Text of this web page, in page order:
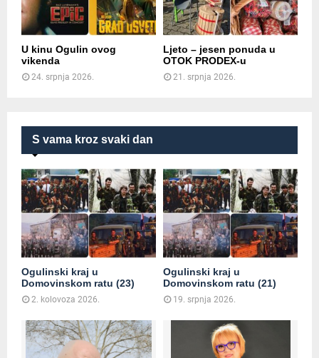
S vama kroz svaki dan
Ogulinski kraj u
Domovinskom ratu (23)
2. kolovoza 2026.
Ogulinski kraj u
Domovinskom ratu (21)
19. srpnja 2026.
U kinu Ogulin ovog
vikenda
24. srpnja 2026.
Ljeto – jesen ponuda u
OTOK PRODEX-u
21. srpnja 2026.